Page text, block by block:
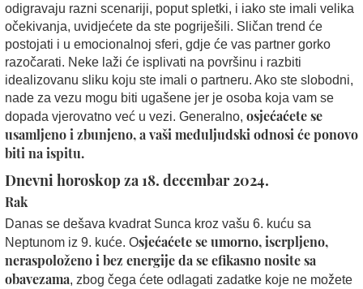
odigravaju razni scenariji, poput spletki, i iako ste imali velika
očekivanja, uvidjećete da ste pogriješili. Sličan trend će
postojati i u emocionalnoj sferi, gdje će vas partner gorko
razočarati. Neke laži će isplivati na površinu i razbiti
idealizovanu sliku koju ste imali o partneru. Ako ste slobodni,
nade za vezu mogu biti ugašene jer je osoba koja vam se
dopada vjerovatno već u vezi. Generalno, osjećaćete se
usamljeno i zbunjeno, a vaši međuljudski odnosi će ponovo
biti na ispitu.
Dnevni horoskop za 18. decembar 2024.
Rak
Danas se dešava kvadrat Sunca kroz vašu 6. kuću sa
Neptunom iz 9. kuće. Osjećaćete se umorno, iscrpljeno,
neraspoloženo i bez energije da se efikasno nosite sa
obavezama, zbog čega ćete odlagati zadatke koje ne možete